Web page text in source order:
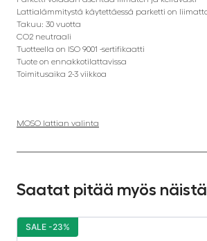
Lattialämmitystä käytettäessä parketti on
Takuu: 30 vuotta
CO2 neutraali
Tuotteella on ISO 9001 -sertifikaatti
Tuote on ennakkotilattavissa
Toimitusaika 2-3 viikkoa
MOSO lattian valinta
Saatat pitää myös näistä
SALE -23%